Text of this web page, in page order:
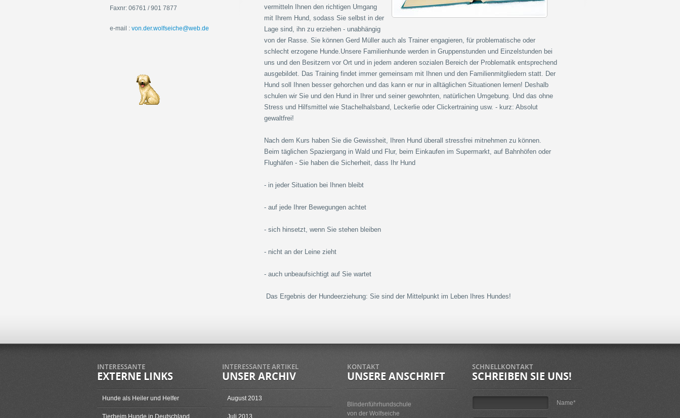
Faxnr: 06761 / 901 7877
e-mail : von.der.wolfseiche@web.de
vermitteln Ihnen den richtigen Umgang
mit Ihrem Hund, sodass Sie selbst in der
Lage sind, ihn zu erziehen - unabhängig
von der Rasse. Sie können Gerd Müller auch als Trainer engagieren, für problematische oder
schlecht erzogene Hunde.Unsere Familienhunde werden in Gruppenstunden und Einzelstunden bei
uns und den Besitzern vor Ort und in jedem anderen sozialen Bereich der Problematik entsprechend
ausgebildet. Das Training findet immer gemeinsam mit Ihnen und den Familienmitgliedern statt. Der
Hund soll Ihnen besser gehorchen und das kann er nur in alltäglichen Situationen lernen! Deshalb
schulen wir Sie und den Hund in Ihrer und seiner gewohnten, natürlichen Umgebung. Und das ohne
Stress und Hilfsmittel wie Stachelhalsband, Leckerlie oder Clickertraining usw. - kurz: Absolut
gewaltfrei!
Nach dem Kurs haben Sie die Gewissheit, Ihren Hund überall stressfrei mitnehmen zu können.
Beim täglichen Spaziergang in Wald und Flur, beim Einkaufen im Supermarkt, auf Bahnhöfen oder
Flughäfen - Sie haben die Sicherheit, dass Ihr Hund
- in jeder Situation bei Ihnen bleibt
- auf jede Ihrer Bewegungen achtet
- sich hinsetzt, wenn Sie stehen bleiben
- nicht an der Leine zieht
- auch unbeaufsichtigt auf Sie wartet
Das Ergebnis der Hundeerziehung: Sie sind der Mittelpunkt im Leben Ihres Hundes!
INTERESSANTE
EXTERNE LINKS
Hunde als Heiler und Helfer
Tierheim Hunde in Deutschland
INTERESSANTE ARTIKEL
UNSER ARCHIV
August 2013
Juli 2013
KONTAKT
UNSERE ANSCHRIFT
Blindenführhundschule
von der Wolfseiche
SCHNELLKONTAKT
SCHREIBEN SIE UNS!
Name*